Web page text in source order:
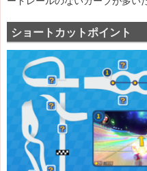
ショートカットポイント